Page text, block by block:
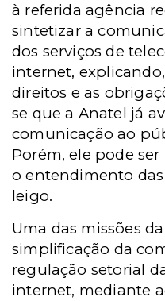
à referida agência
sintetizar a
dos serviços de
internet,
direitos e as
se que a Anatel já
comunicação ao
Porém, ele pode
o entendimento
leigo.
Uma das missões
simplificação da
regulação setorial
internet, mediante